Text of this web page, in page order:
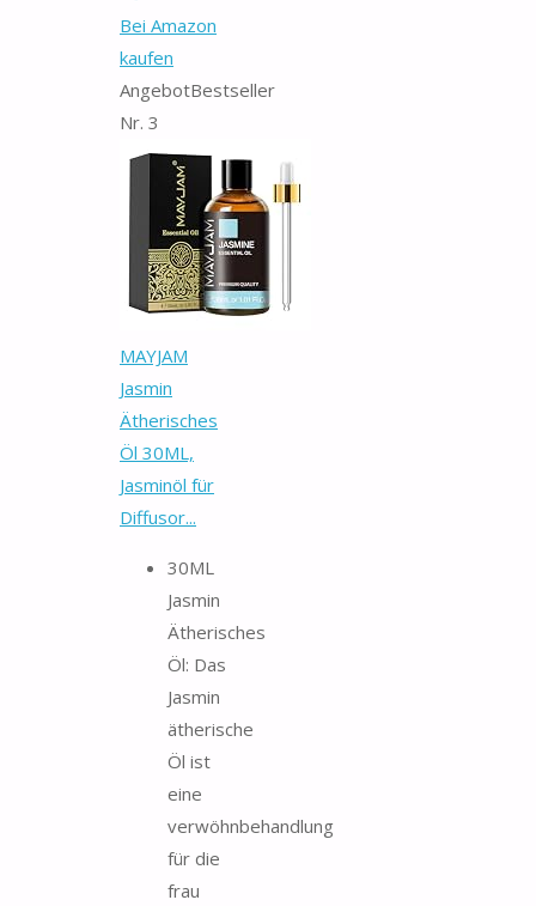
Bei Amazon
kaufen
AngebotBestseller
Nr. 3
MAYJAM
Jasmin
Ätherisches
Öl 30ML,
Jasminöl für
Diffusor...
30ML
Jasmin
Ätherisches
Öl: Das
Jasmin
ätherische
Öl ist
eine
verwöhnbehandlung
für die
frau